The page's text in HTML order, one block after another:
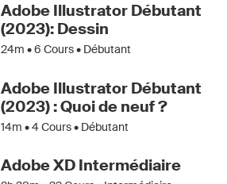
Adobe Illustrator Débutant
(2023): Dessin
24m •6 Cours • Débutant
Adobe Illustrator Débutant
(2023) : Quoi de neuf ?
14m •4Cours • Débutant
Adobe XD Intermédiaire